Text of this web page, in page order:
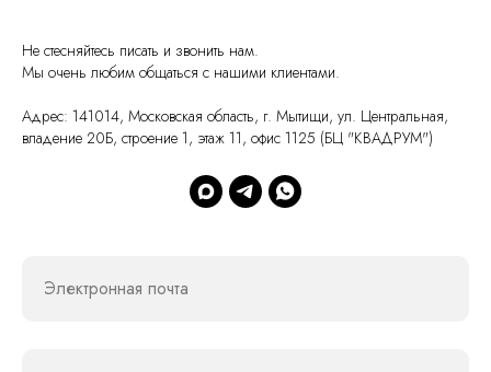
Не стесняйтесь писать и звонить нам.
Мы очень любим общаться с нашими клиентами.
Адрес: 141014, Московская область, г. Мытищи, ул. Центральная,
владение 20Б, строение 1, этаж 11, офис 1125 (БЦ "КВАДРУМ")
Электронная почта